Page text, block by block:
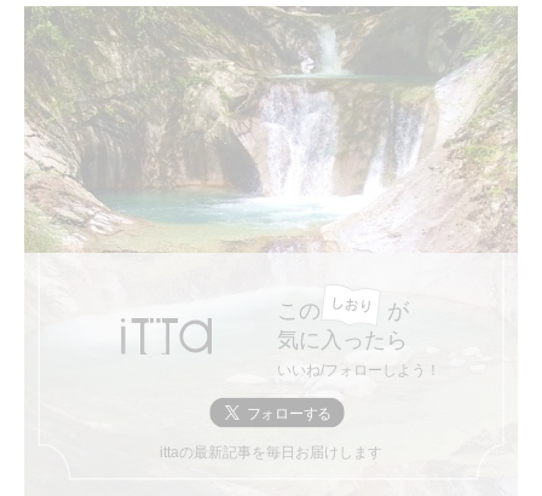
この
が
気に入ったら
いいね/フォローしよう！
ittaの最新記事を毎日お届けします